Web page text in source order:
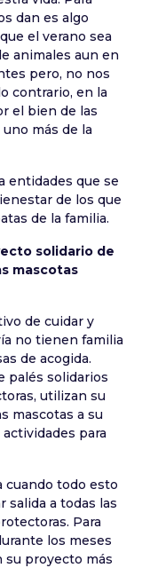
dan es algo
el verano sea
animales aun en
pero, no nos
contrario, en la
el bien de las
más de la
entidades que se
de los que
de la familia.
solidario de
mascotas
de cuidar y
no tienen familia
de acogida.
palés solidarios
utilizan su
mascotas a su
para
cuando todo esto
salida a todas las
Para
los meses
su proyecto más